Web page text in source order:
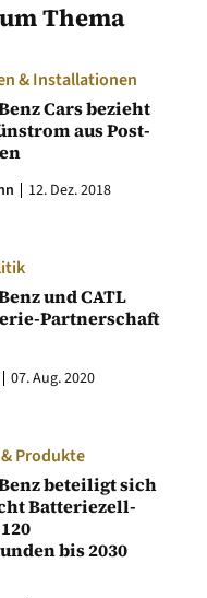
Thema
& Installationen
Cars bezieht
aus Post-
12. Dez. 2018
und CATL
Partnerschaft
07. Aug. 2020
Produkte
beteiligt sich
Batteriezell-
bis 2030